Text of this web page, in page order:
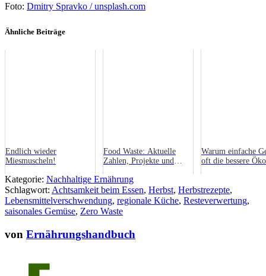
Foto: Dmitry Spravko / unsplash.com
Ähnliche Beiträge
Endlich wieder
Miesmuscheln!
Food Waste: Aktuelle
Zahlen, Projekte und
Warum einfache
oft die bessere
Kategorie: Nachhaltige Ernährung
Schlagwort: Achtsamkeit beim Essen, Herbst, Herbstrezepte,
Lebensmittelverschwendung, regionale Küche, Resteverwertung,
saisonales Gemüse, Zero Waste
von Ernährungshandbuch